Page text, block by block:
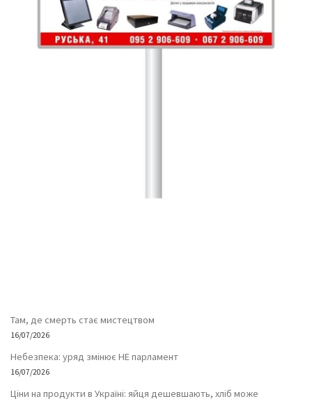
Там, де смерть стає мистецтвом
16/07/2026
Небезпека: уряд змінює НЕ парламент
16/07/2026
Ціни на продукти в Україні: яйця дешевшають, хліб може